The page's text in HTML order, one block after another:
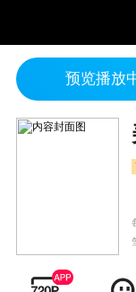
预览播放